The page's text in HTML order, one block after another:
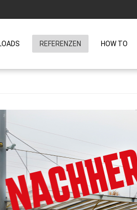
REFERENZEN HOW TO